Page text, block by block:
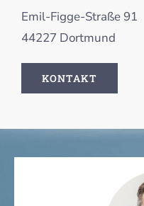
Emil-Figge-Straße 91
44227 Dortmund
KONTAKT